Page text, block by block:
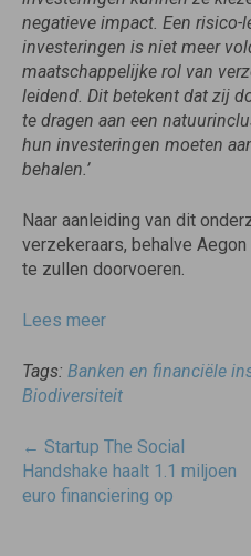
negatieve impact. Een risico-
investeringen is niet meer
maatschappelijke rol van
leidend. Dit betekent dat zij
te dragen aan een
hun investeringen moeten
behalen.’
Naar aanleiding van dit
verzekeraars, behalve
te zullen doorvoeren.
Lees meer
Tags: Banken en financiële
Biodiversiteit
Post
navigatie
← Startup The Social
Handshake haalt 1.1 miljoen
euro financiering op